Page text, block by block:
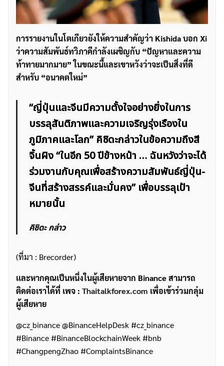
การรายงานในโตเกียวยังให้ความสำคัญว่า Kishida บอก Xi
ว่าความสัมพันธ์ทวิภาคีกำลังเผชิญกับ “ปัญหาและความ
ท้าทายมากมาย” ในขณะนี้และเขาหวังว่าจะเป็นสิ่งที่ดี
สำหรับ “อนาคตใหม่”
“ญี่ปุ่นและจีนมีความตั้งใจอย่างยิ่งในการ
บรรลุสันติภาพและความเจริญรุ่งเรืองใน
ภูมิภาคและโลก” คิชิดะกล่าวในข้อความถึงสี
จิ้นผิง “ในอีก 50 ปีข้างหน้า … ฉันหวังว่าจะได้
ร่วมงานกับคุณเพื่อสร้างความสัมพันธ์ญี่ปุ่น-
จีนที่สร้างสรรค์และมั่นคง” เพื่อบรรลุเป้า
หมายนั้น
คิชิดะ กล่าว
(ที่มา : Brecorder)
เเละหากคุณเป็นหนึ่งในผู้เสียหายจาก Binance สามารถ
ติดต่อเราได้ที่ เพจ : Thaitalkforex.com เพื่อเข้าร่วมกลุ่ม
ผู้เสียหาย
@cz_binance @BinanceHelpDesk #cz_binance
#Binance #BinanceBlockchainWeek #bnb
#ChangpengZhao #ComplaintsBinance